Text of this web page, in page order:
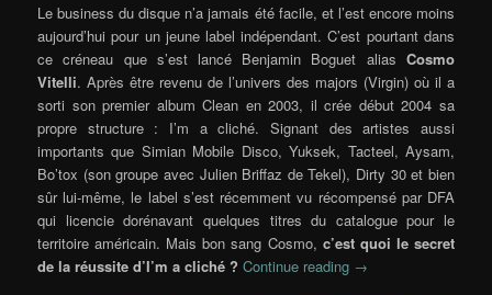
Le business du disque n’a jamais été facile, et l’est encore moins
aujourd’hui pour un jeune label indépendant. C’est pourtant dans
ce créneau que s’est lancé Benjamin Boguet alias Cosmo
Vitelli. Après être revenu de l’univers des majors (Virgin) où il a
sorti son premier album Clean en 2003, il crée début 2004 sa
propre structure : I’m a cliché. Signant des artistes aussi
importants que Simian Mobile Disco, Yuksek, Tacteel, Aysam,
Bo’tox (son groupe avec Julien Briffaz de Tekel), Dirty 30 et bien
sûr lui-même, le label s’est récemment vu récompensé par DFA
qui licencie dorénavant quelques titres du catalogue pour le
territoire américain. Mais bon sang Cosmo, c’est quoi le secret
de la réussite d’I’m a cliché ? Continue reading →